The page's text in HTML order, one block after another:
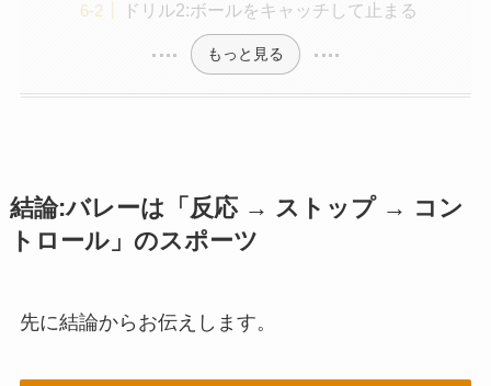
ドリル2:ボールをキャッチして止まる
もっと見る
結論:バレーは「反応 → ストップ → コン
トロール」のスポーツ
先に結論からお伝えします。